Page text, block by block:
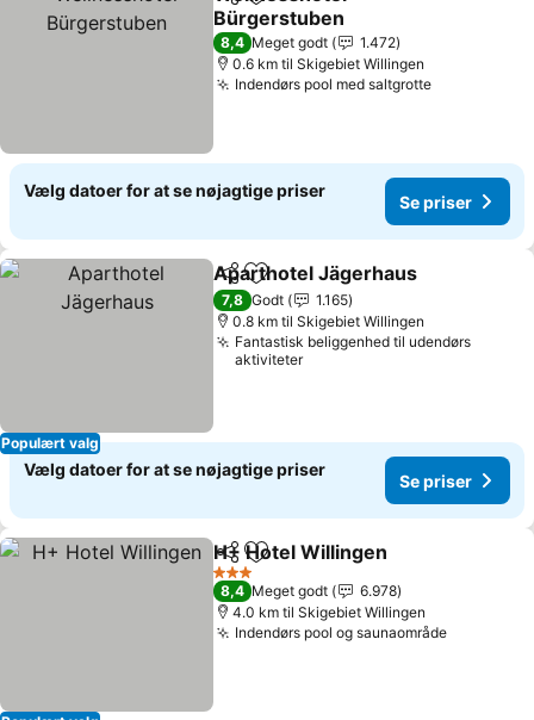
Del Føj til favoritter
Bürgerstuben
8,4 Meget godt
1.472
0.6 km til Skigebiet Willingen
Indendørs pool med saltgrotte
Vælg datoer for at se nøjagtige priser
Se priser
Populært valg
Del Føj til favoritter
Aparthotel Jägerhaus
7,8 Godt
1.165
0.8 km til Skigebiet Willingen
Fantastisk beliggenhed til udendørs
aktiviteter
Vælg datoer for at se nøjagtige priser
Se priser
Del Føj til favoritter
H+ Hotel Willingen
3 Stjerner
8,4 Meget godt
6.978
4.0 km til Skigebiet Willingen
Indendørs pool og saunaområde